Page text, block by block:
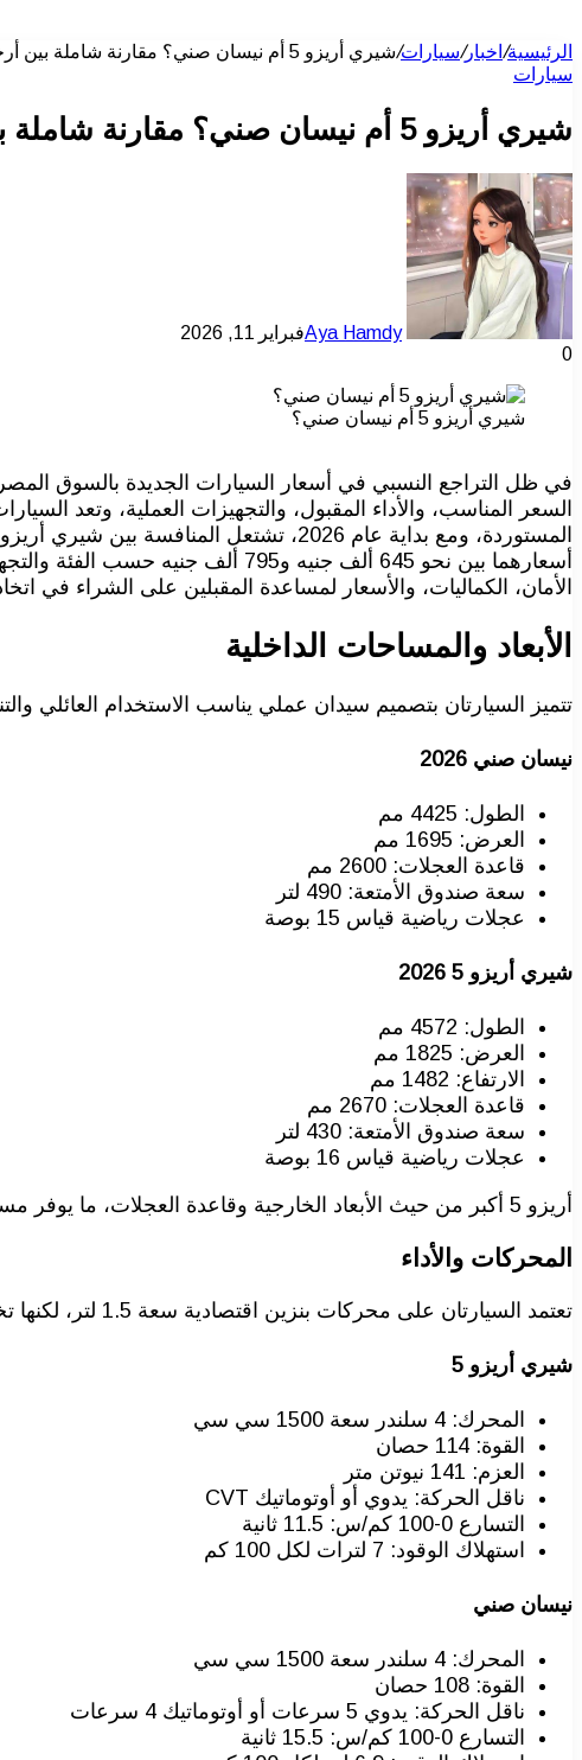
الرئيسية/ اخبار/سيارات/شيري أريزو 5 أم نيسان صني؟ مقارنة شاملة بين أرخص سيارتين تجميع محلي في مصر 2026
سيارات
شيري أريزو 5 أم نيسان صني؟ مقارنة شاملة بين أرخص سيارتين تجميع محلي في مصر 2026
Aya Hamdyفبراير 11, 2026
0
شيري أريزو 5 أم نيسان صني؟
في ظل التراجع النسبي في أسعار السيارات الجديدة بالسوق
السعر المناسب، والأداء المقبول، والتجهيزات العملية، وتعد
أسعارهما بين نحو 645 ألف جنيه
الأمان، الكماليات، والأسعار لمساعدة المقبلين على الشراء في
الأبعاد والمساحات الداخلية
تتميز السيارتان بتصميم سيدان عملي يناسب الاستخدام العائلي
نيسان صني 2026
الطول: 4425 مم
العرض: 1695 مم
قاعدة العجلات: 2600 مم
سعة صندوق الأمتعة: 490 لتر
عجلات رياضية قياس 15 بوصة
شيري أريزو 5 2026
الطول: 4572 مم
العرض: 1825 مم
الارتفاع: 1482 مم
قاعدة العجلات: 2670 مم
سعة صندوق الأمتعة: 430 لتر
عجلات رياضية قياس 16 بوصة
أريزو 5 أكبر من حيث الأبعاد الخارجية وقاعدة العجلات، ما يوفر مساحة ركاب أفضل، بينما تتفوق صني في مساحة صندوق الأمتعة الخلفي.
المحركات والأداء
تعتمد السيارتان على محركات بنزين اقتصادية سعة 1.5 لتر، لكنها تختلف في الأداء والتسارع.
شيري أريزو 5
المحرك: 4 سلندر سعة 1500 سي سي
القوة: 114 حصان
العزم: 141 نيوتن متر
ناقل الحركة: يدوي أو أوتوماتيك CVT
التسارع 0-100 كم/س: 11.5 ثانية
استهلاك الوقود: 7 لترات لكل 100 كم
نيسان صني
المحرك: 4 سلندر سعة 1500 سي سي
القوة: 108 حصان
ناقل الحركة: يدوي 5 سرعات أو أوتوماتيك 4 سرعات
التسارع 0-100 كم/س: 15.5 ثانية